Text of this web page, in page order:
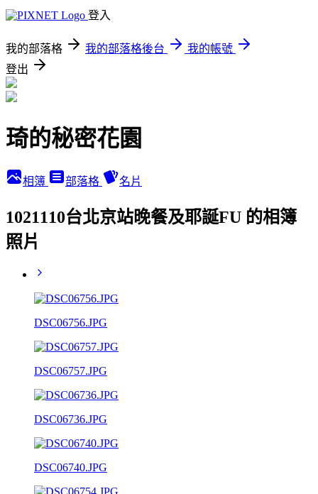
登入
我的部落格 我的部落格後台
我的帳號
登出
琦的秘密花園
相簿 部落格 名片
1021110台北京站晚餐及耶誕FU 的相簿
照片
DSC06756.JPG
DSC06757.JPG
DSC06736.JPG
DSC06740.JPG